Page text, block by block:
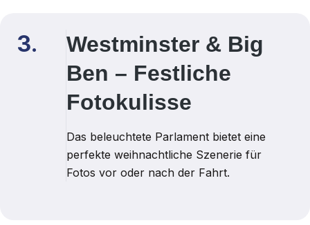
3.
Westminster & Big
Ben – Festliche
Fotokulisse
Das beleuchtete Parlament bietet eine
perfekte weihnachtliche Szenerie für
Fotos vor oder nach der Fahrt.